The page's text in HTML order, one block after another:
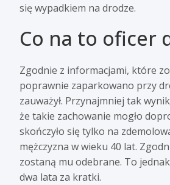
się wypadkiem na drodze.
Co na to oficer
Zgodnie z informacjami, które
poprawnie zaparkowano przy
zauważył. Przynajmniej tak
że takie zachowanie mogło
skończyło się tylko na
mężczyzna w wieku 40 lat.
zostaną mu odebrane. To
dwa lata za kratki.